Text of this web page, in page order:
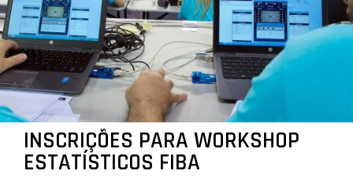
INSCRIÇÕES PARA WORKSHOP
ESTATÍSTICOS FIBA